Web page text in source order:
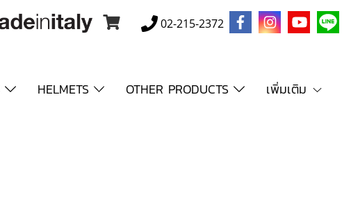
02-215-2372
HELMETS OTHER PRODUCTS เพิ่มเติม